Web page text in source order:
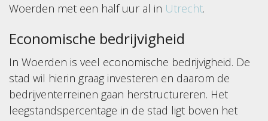
Woerden met een half uur al in Utrecht.
Economische bedrijvigheid
In Woerden is veel economische bedrijvigheid. De
stad wil hierin graag investeren en daarom de
bedrijventerreinen gaan herstructureren. Het
leegstandspercentage in de stad ligt boven het